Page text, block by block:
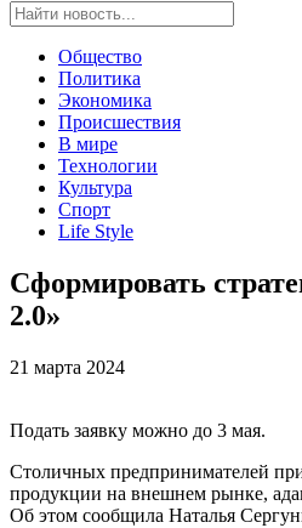
Общество
Политика
Экономика
Происшествия
В мире
Технологии
Культура
Спорт
Life Style
Сформировать
2.0»
21 марта 2024
Подать заявку можно до 3 мая.
Столичных предпринимателей
продукции на внешнем рынке,
Об этом сообщила Наталья